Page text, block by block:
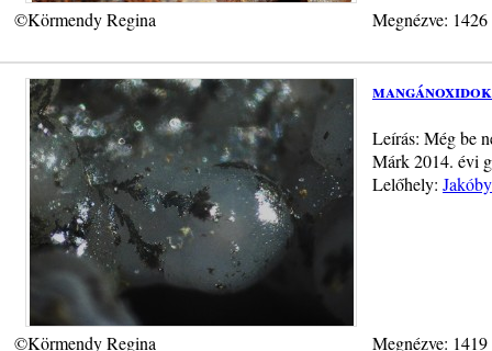
©Körmendy Regina Megnézve:
mangánoxidok
Leírás: Még be
Márk 2014. évi
Lelőhely:
©Körmendy Regina Megnézve: